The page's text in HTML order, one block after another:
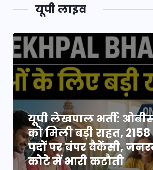
यूपी लाइव
यूपी न्यूज़: नौकरों ने
पुत्री को 5 साल घर में
बंधक, बुजुर्ग की मौत, बेटी
बनी ‘कंकाल’
यूपी लेखपाल भर्ती:
को मिली बड़ी राहत, 2158
पदों पर बंपर वैकेंसी,
कोटे में भारी कटौती